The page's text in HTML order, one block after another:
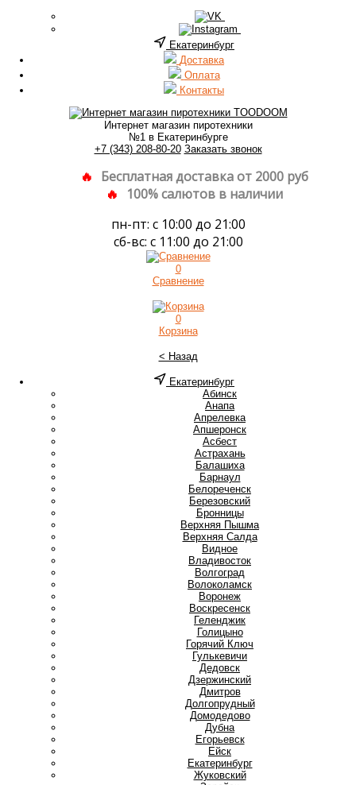
Екатеринбург
Доставка
Оплата
Контакты
Интернет магазин пиротехники
№1 в Екатеринбурге
+7 (343) 208-80-20 Заказать звонок
Бесплатная доставка от 2000 руб
100% салютов в наличии
пн-пт: с 10:00 до 21:00
сб-вс: с 11:00 до 21:00
0
Сравнение
0
Корзина
< Назад
Екатеринбург
Абинск
Анапа
Апрелевка
Апшеронск
Асбест
Астрахань
Балашиха
Барнаул
Белореченск
Березовский
Бронницы
Верхняя Пышма
Верхняя Салда
Видное
Владивосток
Волгоград
Волоколамск
Воронеж
Воскресенск
Геленджик
Голицыно
Горячий Ключ
Гулькевичи
Дедовск
Дзержинский
Дмитров
Долгопрудный
Домодедово
Дубна
Егорьевск
Ейск
Екатеринбург
Жуковский